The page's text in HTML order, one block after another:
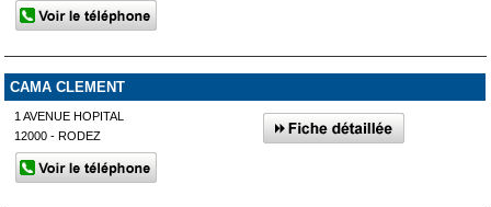
CAMA CLEMENT
1 AVENUE HOPITAL
12000 - RODEZ